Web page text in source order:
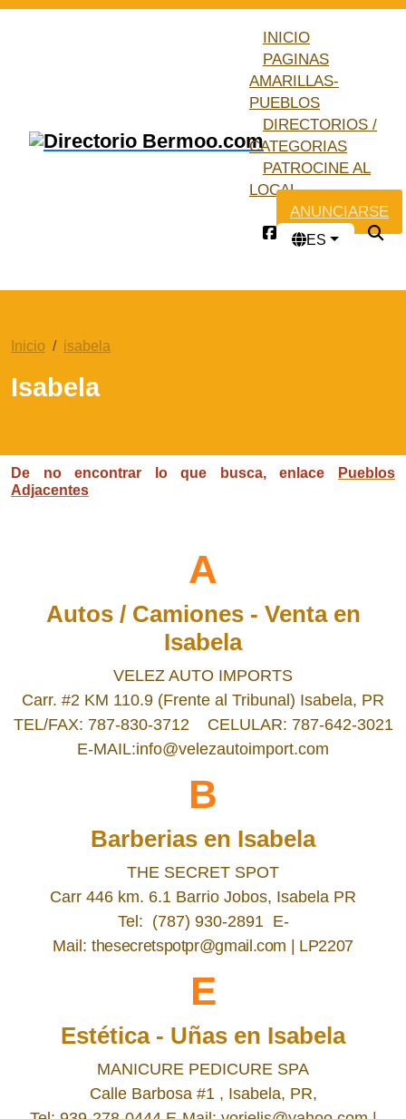
INICIO
PAGINAS
AMARILLAS-
PUEBLOS
DIRECTORIOS /
CATEGORIAS
PATROCINE AL
LOCAL
ANUNCIARSE
ES
Inicio isabela
Isabela
De no encontrar lo que busca, enlace
Pueblos
Adjacentes
A
Autos / Camiones - Venta en
Isabela
VELEZ AUTO IMPORTS
Carr. #2 KM 110.9 (Frente al Tribunal) Isabela, PR
TEL/FAX: 787-830-3712 CELULAR: 787-642-3021
E-MAIL:info@velezautoimport.com
B
Barberias en Isabela
THE SECRET SPOT
Carr 446 km. 6.1 Barrio Jobos, Isabela PR
Tel: (787) 930-2891 E-
Mail:thesecretspotpr@gmail.com | LP2207
E
Estética - Uñas en Isabela
MANICURE PEDICURE SPA
Calle Barbosa #1 , Isabela, PR,